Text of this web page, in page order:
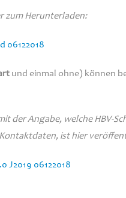
zum Herunterladen:
06122018
und einmal ohne) können
der Angabe, welche HBV-
ist hier
J2019 06122018